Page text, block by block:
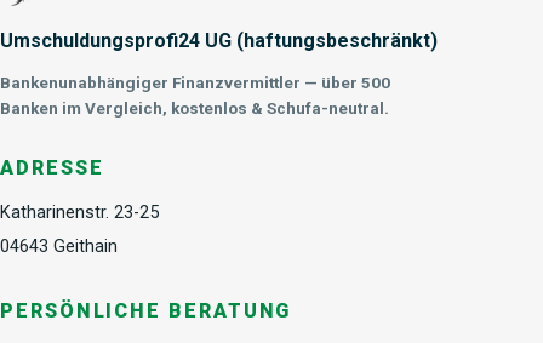
Umschuldungsprofi24 UG (haftungsbeschränkt)
Bankenunabhängiger Finanzvermittler — über 500
Banken im Vergleich, kostenlos & Schufa-neutral.
ADRESSE
Katharinenstr. 23-25
04643 Geithain
PERSÖNLICHE BERATUNG